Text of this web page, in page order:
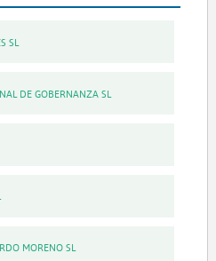
SL
DE GOBERNANZA SL
MORENO SL